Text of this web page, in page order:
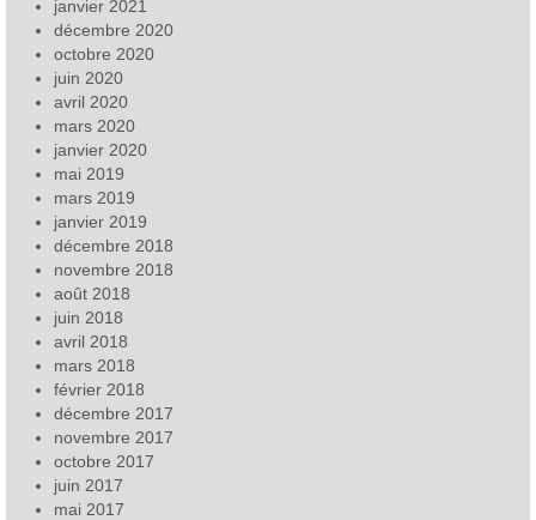
janvier 2021
décembre 2020
octobre 2020
juin 2020
avril 2020
mars 2020
janvier 2020
mai 2019
mars 2019
janvier 2019
décembre 2018
novembre 2018
août 2018
juin 2018
avril 2018
mars 2018
février 2018
décembre 2017
novembre 2017
octobre 2017
juin 2017
mai 2017